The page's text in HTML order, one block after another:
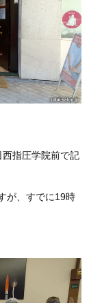
指圧学院前で記
が、すでに19時